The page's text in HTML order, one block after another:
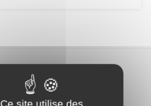
Ce site utilise des